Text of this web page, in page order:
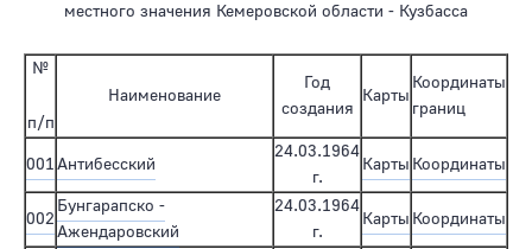
местного значения Кемеровской области - Кузбасса
№
п/п
Наименование
Год
создания
Карты
Координаты
границ
001Антибесский
24.03.1964
г.
Карты Координаты
002
Бунгарапско -
Ажендаровский
24.03.1964
г.
Карты Координаты